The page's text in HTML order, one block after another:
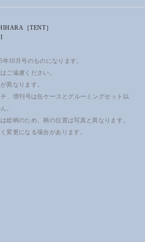
［TENT］
10月号のものになります。
ご遠慮ください。
異なります。
、増刊号は缶ケースとグルーミングセット以
。
総柄のため、柄の位置は写真と異なります。
変更になる場合があります。